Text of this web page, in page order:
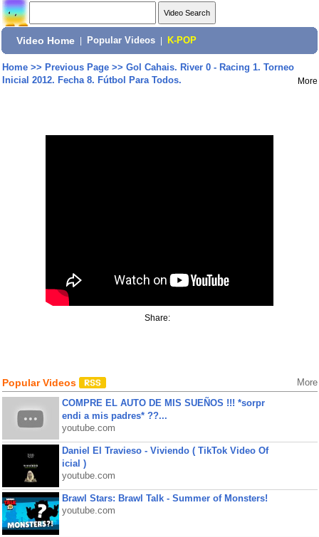
Video Home Popular Videos K-POP
Home>> Previous Page>> Gol Cahais. River 0 - Racing 1. Torneo
Inicial 2012. Fecha 8. Fútbol Para Todos.
More
Share:
Popular Videos More
COMPRE EL AUTO DE MIS SUEÑOS !!! *sorpr
endi a mis padres* ??...
youtube.com
Daniel El Travieso - Viviendo ( TikTok Video Of
icial )
youtube.com
Brawl Stars: Brawl Talk - Summer of Monsters!
youtube.com